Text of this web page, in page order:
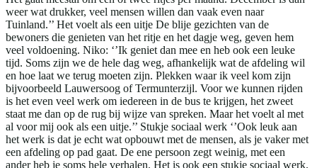
weer wat drukker, veel mensen willen dan vaak even naar
Tuinland.’’ Het voelt als een uitje De blije gezichten van de
bewoners die genieten van het ritje en het dagje weg, geven hem
veel voldoening. Niko: ‘’Ik geniet dan mee en heb ook een leuke
tijd. Soms zijn we de hele dag weg, afhankelijk wat de afdeling wil
en hoe laat we terug moeten zijn. Plekken waar ik veel kom zijn
bijvoorbeeld Lauwersoog of Termunterzijl. Voor we kunnen rijden
is het even veel werk om iedereen in de bus te krijgen, het zweet
staat me dan op de rug bij wijze van spreken. Maar het voelt al met
al voor mij ook als een uitje.’’ Stukje sociaal werk ‘’Ook leuk aan
het werk is dat je echt wat opbouwt met de mensen, als je vaker met
een afdeling op pad gaat. De ene persoon zegt weinig, met een
ander heb je soms hele verhalen. Het is ook een stukje sociaal werk.